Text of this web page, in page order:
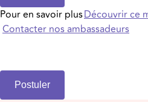
Pour en savoir plusDécouvrir
Contacter nos ambassadeurs
Postuler